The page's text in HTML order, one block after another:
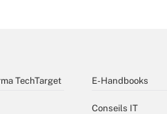
TechTarget E-Handbooks
Conseils IT